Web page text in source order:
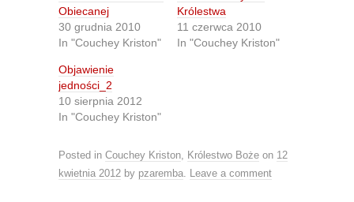
r
e
o
n
T
i
t
t
e
r
(
e
n
s
i
e
o
n
F
o
o
k
p
e
n
s
Obiecanej
30 grudnia 2010
In "Couchey Kriston"
Królestwa
11 czerwca 2010
In "Couchey Kriston"
Objawienie
jedności_2
10 sierpnia 2012
In "Couchey Kriston"
Posted in Couchey Kriston, Królestwo Boże on 12
kwietnia 2012 by pzaremba. Leave a comment